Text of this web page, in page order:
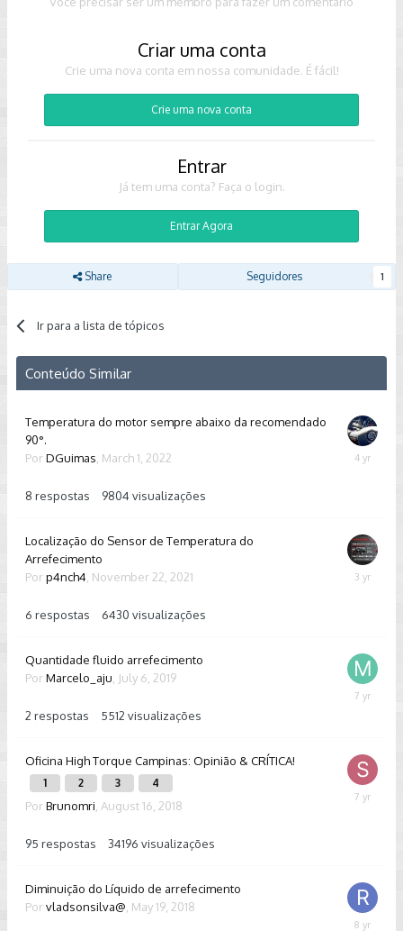
Desde já, agradeço muito!
Criar uma conta
Crie uma nova conta em nossa comunidade. É fácil!
Crie uma nova conta
Entrar
Já tem uma conta? Faça o login.
Entrar Agora
Share Seguidores 1
Ir para a lista de tópicos
Conteúdo Similar
Temperatura do motor sempre abaixo da recomendado
90°.
Por DGuimas March 1, 2022
8 respostas 9804 visualizações
March
Localização do Sensor de Temperatura do
Arrefecimento
Por p4nch4 November 22, 2021
6 respostas 6430 visualizações
January
Quantidade fluido arrefecimento
Por Marcelo_aju July 6, 2019
2 respostas 5512 visualizações
July
Oficina High Torque Campinas: Opinião & CRÍTICA!
1 2 3 4
Por Brunomri August 16, 2018
95 respostas 34196 visualizações
March
Diminuição do Líquido de arrefecimento
Por vladsonsilva@ May 19, 2018
May